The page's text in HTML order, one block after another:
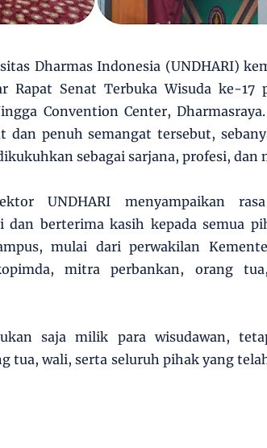
Dharmas Indonesia (UNDHARI)
Rapat Senat Terbuka Wisuda ke-17
Convention Center,
dan penuh semangat tersebut,
sebagai sarjana, profesi, dan
UNDHARI menyampaikan
dan berterima kasih kepada semua
mulai dari perwakilan
mitra perbankan, orang
saja milik para wisudawan,
tua, wali, serta seluruh pihak yang